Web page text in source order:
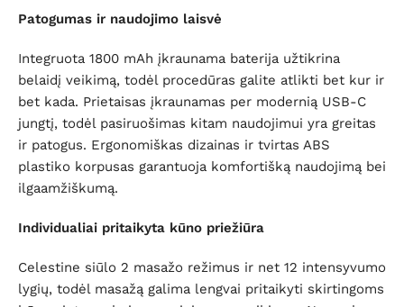
Patogumas ir naudojimo laisvė
Integruota 1800 mAh įkraunama baterija užtikrina
belaidį veikimą, todėl procedūras galite atlikti bet kur ir
bet kada. Prietaisas įkraunamas per modernią USB-C
jungtį, todėl pasiruošimas kitam naudojimui yra greitas
ir patogus. Ergonomiškas dizainas ir tvirtas ABS
plastiko korpusas garantuoja komfortišką naudojimą bei
ilgaamžiškumą.
Individualiai pritaikyta kūno priežiūra
Celestine siūlo 2 masažo režimus ir net 12 intensyvumo
lygių, todėl masažą galima lengvai pritaikyti skirtingoms